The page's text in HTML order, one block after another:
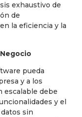
exhaustivo de
de
la eficiencia y la
pueda
y a los
escalable debe
y el
sin